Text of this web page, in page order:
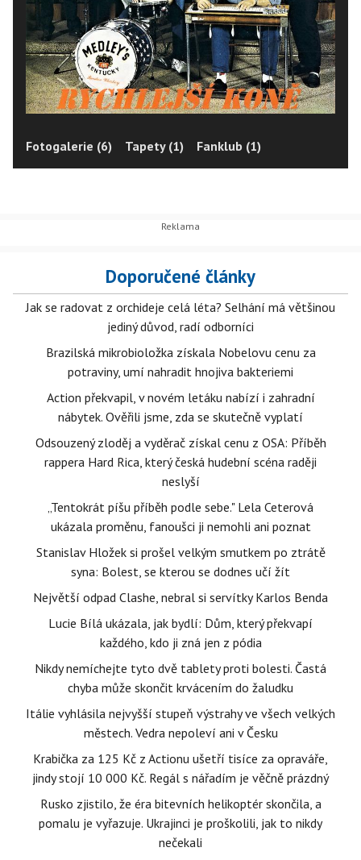
Fotogalerie (6) Tapety (1) Fanklub (1)
Doporučené články
Jak se radovat z orchideje celá léta? Selhání má většinou
jediný důvod, radí odborníci
Brazilská mikrobioložka získala Nobelovu cenu za
potraviny, umí nahradit hnojiva bakteriemi
Action překvapil, v novém letáku nabízí i zahradní
nábytek. Ověřili jsme, zda se skutečně vyplatí
Odsouzený zloděj a vyděrač získal cenu z OSA: Příběh
rappera Hard Rica, který česká hudební scéna raději
neslyší
„Tentokrát píšu příběh podle sebe." Lela Ceterová
ukázala proměnu, fanoušci ji nemohli ani poznat
Stanislav Hložek si prošel velkým smutkem po ztrátě
syna: Bolest, se kterou se dodnes učí žít
Největší odpad Clashe, nebral si servítky Karlos Benda
Lucie Bílá ukázala, jak bydlí: Dům, který překvapí
každého, kdo ji zná jen z pódia
Nikdy nemíchejte tyto dvě tablety proti bolesti. Častá
chyba může skončit krvácením do žaludku
Itálie vyhlásila nejvyšší stupeň výstrahy ve všech velkých
městech. Vedra nepoleví ani v Česku
Krabička za 125 Kč z Actionu ušetří tisíce za opraváře,
jindy stojí 10 000 Kč. Regál s nářadím je věčně prázdný
Rusko zjistilo, že éra bitevních helikoptér skončila, a
pomalu je vyřazuje. Ukrajinci je proškolili, jak to nikdy
nečekali